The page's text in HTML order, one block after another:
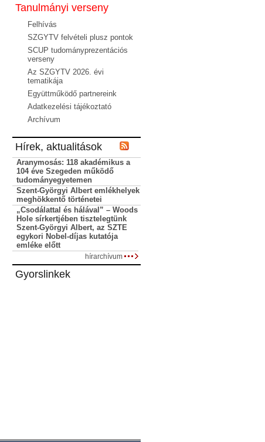
Tanulmányi verseny
Felhívás
SZGYTV felvételi plusz pontok
SCUP tudományprezentációs
verseny
Az SZGYTV 2026. évi
tematikája
Együttműködő partnereink
Adatkezelési tájékoztató
Archívum
Hírek, aktualitások
Aranymosás: 118 akadémikus a
104 éve Szegeden működő
tudományegyetemen
Szent-Györgyi Albert emlékhelyek
meghökkentő történetei
„Csodálattal és hálával” – Woods
Hole sírkertjében tisztelegtünk
Szent-Györgyi Albert, az SZTE
egykori Nobel-díjas kutatója
emléke előtt
hírarchívum
Gyorslinkek